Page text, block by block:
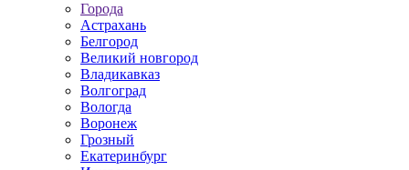
Города
Астрахань
Белгород
Великий новгород
Владикавказ
Волгоград
Вологда
Воронеж
Грозный
Екатеринбург